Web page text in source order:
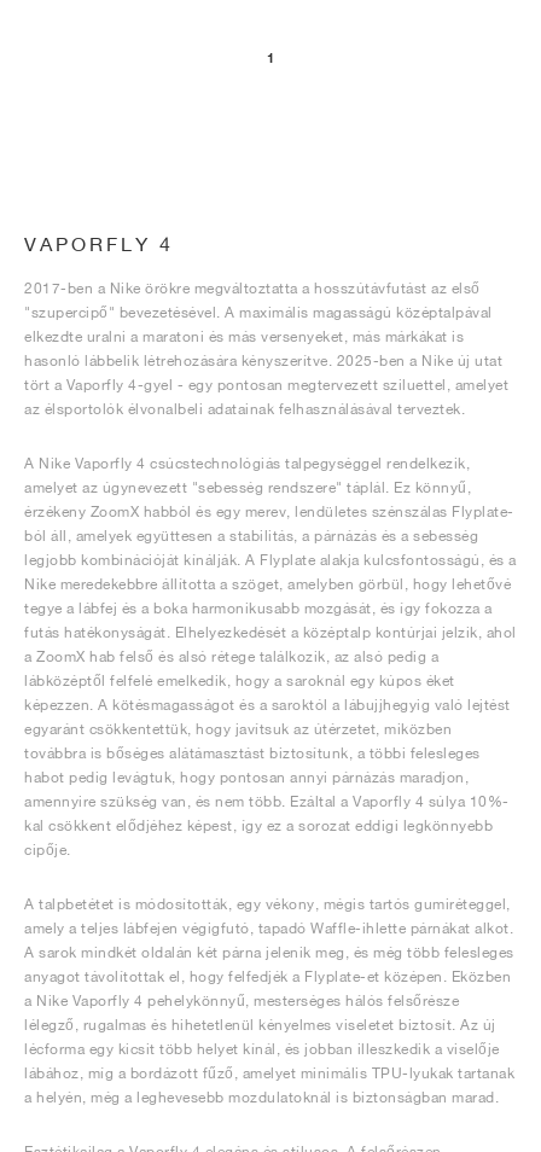
1
VAPORFLY 4
2017-ben a Nike örökre megváltoztatta a hosszútávfutást az első
"szupercipő" bevezetésével. A maximális magasságú középtalpával
elkezdte uralni a maratoni és más versenyeket, más márkákat is
hasonló lábbelik létrehozására kényszerítve. 2025-ben a Nike új utat
tört a Vaporfly 4-gyel - egy pontosan megtervezett sziluettel, amelyet
az élsportolók élvonalbeli adatainak felhasználásával terveztek.
A Nike Vaporfly 4 csúcstechnológiás talpegységgel rendelkezik,
amelyet az úgynevezett "sebesség rendszere" táplál. Ez könnyű,
érzékeny ZoomX habból és egy merev, lendületes szénszálas Flyplate-
ból áll, amelyek együttesen a stabilitás, a párnázás és a sebesség
legjobb kombinációját kínálják. A Flyplate alakja kulcsfontosságú, és a
Nike meredekebbre állította a szöget, amelyben görbül, hogy lehetővé
tegye a lábfej és a boka harmonikusabb mozgását, és így fokozza a
futás hatékonyságát. Elhelyezkedését a középtalp kontúrjai jelzik, ahol
a ZoomX hab felső és alsó rétege találkozik, az alsó pedig a
lábközéptől felfelé emelkedik, hogy a saroknál egy kúpos éket
képezzen. A kötésmagasságot és a saroktól a lábujjhegyig való lejtést
egyaránt csökkentettük, hogy javítsuk az útérzetet, miközben
továbbra is bőséges alátámasztást biztosítunk, a többi felesleges
habot pedig levágtuk, hogy pontosan annyi párnázás maradjon,
amennyire szükség van, és nem több. Ezáltal a Vaporfly 4 súlya 10%-
kal csökkent elődjéhez képest, így ez a sorozat eddigi legkönnyebb
cipője.
A talpbetétet is módosították, egy vékony, mégis tartós gumiréteggel,
amely a teljes lábfejen végigfutó, tapadó Waffle-ihlette párnákat alkot.
A sarok mindkét oldalán két párna jelenik meg, és még több felesleges
anyagot távolítottak el, hogy felfedjék a Flyplate-et középen. Eközben
a Nike Vaporfly 4 pehelykönnyű, mesterséges hálós felsőrésze
lélegző, rugalmas és hihetetlenül kényelmes viseletet biztosít. Az új
lécforma egy kicsit több helyet kínál, és jobban illeszkedik a viselője
lábához, míg a bordázott fűző, amelyet minimális TPU-lyukak tartanak
a helyén, még a leghevesebb mozdulatoknál is biztonságban marad.